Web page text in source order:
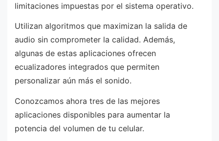
limitaciones impuestas por el sistema operativo.
Utilizan algoritmos que maximizan la salida de
audio sin comprometer la calidad. Además,
algunas de estas aplicaciones ofrecen
ecualizadores integrados que permiten
personalizar aún más el sonido.
Conozcamos ahora tres de las mejores
aplicaciones disponibles para aumentar la
potencia del volumen de tu celular.